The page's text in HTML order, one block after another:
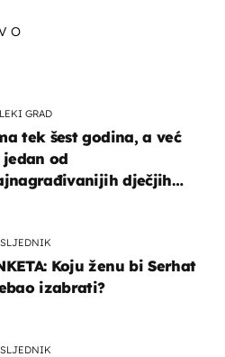
GRAD
tek šest godina, a već
jedan od
dječjih
Koju ženu bi Serhat
izabrati?